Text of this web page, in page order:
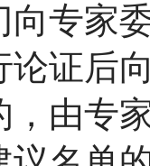
向专家
论证后
，由专